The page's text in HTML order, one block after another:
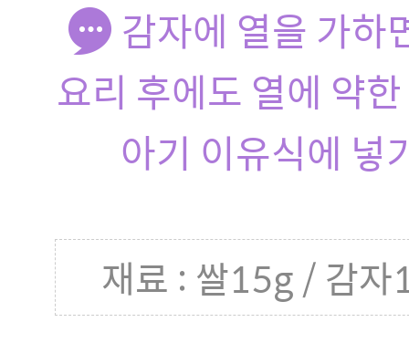
감자에 열을 가하
요리 후에도 열에 약
아기 이유식에 넣
재료 : 쌀15g / 감